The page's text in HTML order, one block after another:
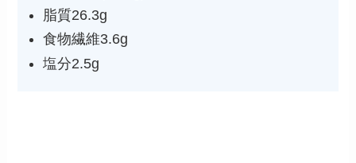
脂質26.3g
食物繊維3.6g
塩分2.5g